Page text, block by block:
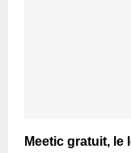
Meetic gratuit, le